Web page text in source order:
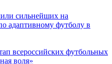
сильнейших на
адаптивному футболу в